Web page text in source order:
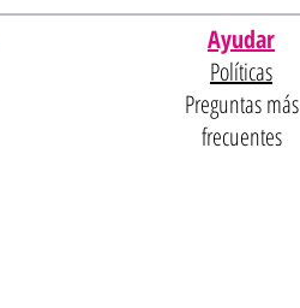
Ayudar
Políticas
Preguntas más
frecuentes